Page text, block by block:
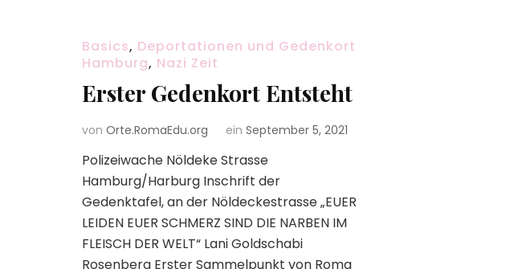
Basics, Deportationen und Gedenkort
Hamburg, Nazi Zeit
Erster Gedenkort Entsteht
von Orte.RomaEdu.org ein September 5, 2021
Polizeiwache Nöldeke Strasse
Hamburg/Harburg Inschrift der
Gedenktafel, an der Nöldeckestrasse „EUER
LEIDEN EUER SCHMERZ SIND DIE NARBEN IM
FLEISCH DER WELT“ Lani Goldschabi
Rosenberg Erster Sammelpunkt von Roma